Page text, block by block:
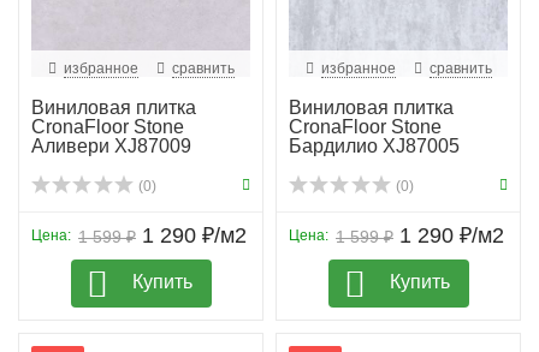
избранное сравнить
Виниловая плитка
CronaFloor Stone
Аливери XJ87009
(0)
1 599 ₽
Цена: 1 290 ₽/м2
Купить
избранное сравнить
Виниловая плитка
CronaFloor Stone
Бардилио XJ87005
(0)
1 599 ₽
Цена: 1 290 ₽/м2
Купить